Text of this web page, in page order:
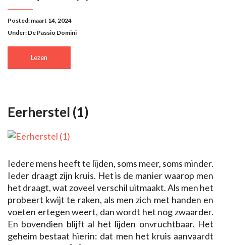
Posted: maart 14, 2024
Under: De Passio Domini
Lezen
Eerherstel (1)
Iedere mens heeft te lijden, soms meer, soms minder.
Ieder draagt zijn kruis. Het is de manier waarop men
het draagt, wat zoveel verschil uitmaakt. Als men het
probeert kwijt te raken, als men zich met handen en
voeten ertegen weert, dan wordt het nog zwaarder.
En bovendien blijft al het lijden onvruchtbaar. Het
geheim bestaat hierin: dat men het kruis aanvaardt